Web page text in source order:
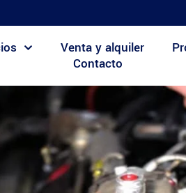
Venta y alquiler
Contacto